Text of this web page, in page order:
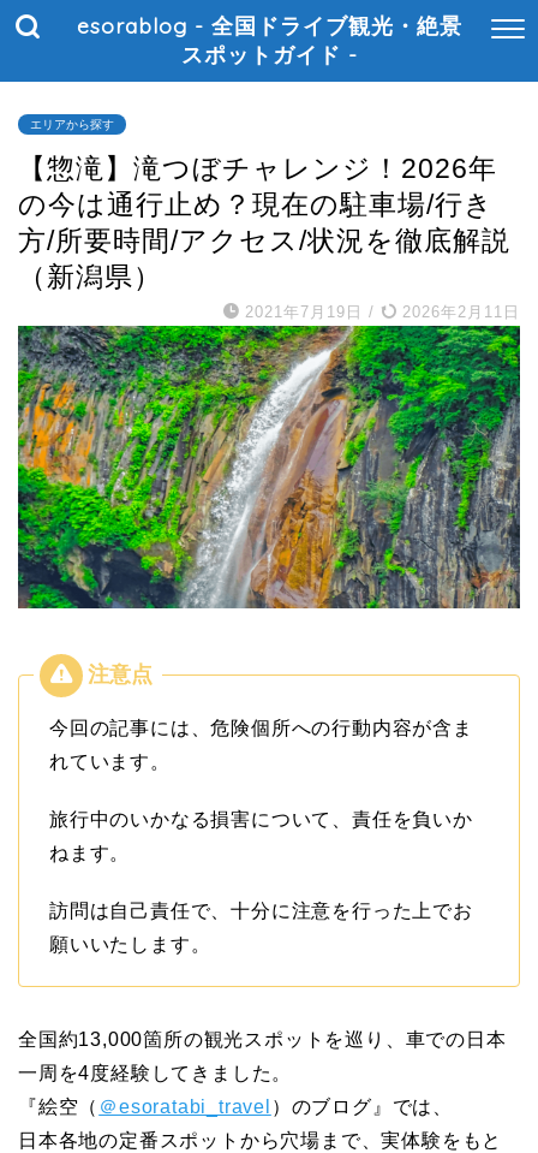
esorablog - 全国ドライブ観光・絶景
スポットガイド -
エリアから探す
【惣滝】滝つぼチャレンジ！2026年
の今は通行止め？現在の駐車場/行き
方/所要時間/アクセス/状況を徹底解説
（新潟県）
2021年7月19日 / 2026年2月11日
今回の記事には、危険個所への行動内容が含ま
れています。
旅行中のいかなる損害について、責任を負いか
ねます。
訪問は自己責任で、十分に注意を行った上でお
願いいたします。
全国約13,000箇所の観光スポットを巡り、車での日本
一周を4度経験してきました。
『絵空（ ＠esoratabi_travel ）のブログ』では、
日本各地の定番スポットから穴場まで、実体験をもと